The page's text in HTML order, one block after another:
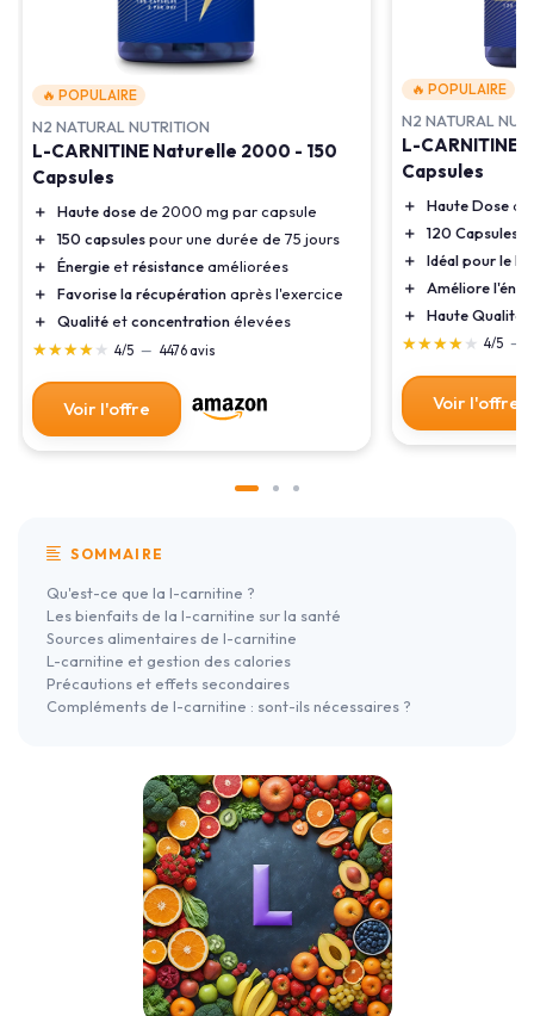
🔥 POPULAIRE
N2 NATURAL NUTRITION
L-CARNITINE Naturelle 2000 - 150
Capsules
＋ Haute dosede 2000 mg par capsule
＋
150 capsulespour une durée de 75 jours
＋
Énergieetrésistanceaméliorées
＋
Favorise la récupérationaprès l'exercice
＋
Qualitéetconcentrationélevées
★★★★★
★★★★★ 4/5 — 4476 avis
Voir l'offre
🔥 POPULAIRE
N2 NATURAL
L-CARNITINE
Capsules
＋ Haute Dose
＋
120 Capsules
＋
Idéal pour le
＋
Améliore
＋
Haute Qualité
★★★★★
★★★★★ 4/5 —
Voir l'offre
SOMMAIRE
Qu'est-ce que la l-carnitine ?
Les bienfaits de la l-carnitine sur la santé
Sources alimentaires de l-carnitine
L-carnitine et gestion des calories
Précautions et effets secondaires
Compléments de l-carnitine : sont-ils nécessaires ?